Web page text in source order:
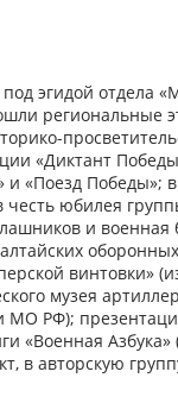
эгидой отдела
региональные
«Диктант
и «Поезд Победы»;
честь юбилея
и военная
винтовки»
музея
МО РФ);
«Военная Азбука»
в авторскую